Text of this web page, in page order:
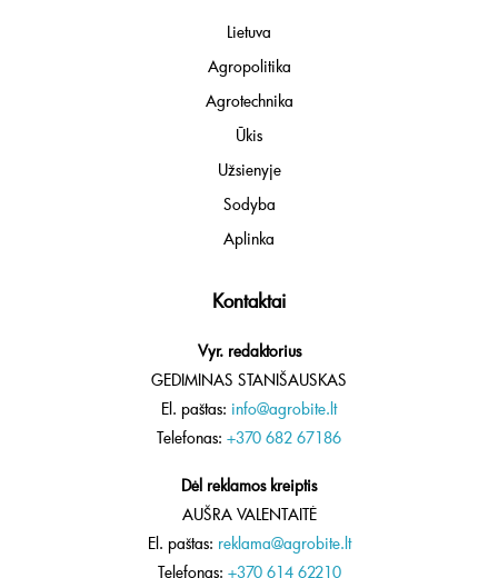
Lietuva
Agropolitika
Agrotechnika
Ūkis
Užsienyje
Sodyba
Aplinka
Kontaktai
Vyr. redaktorius
GEDIMINAS STANIŠAUSKAS
El. paštas: info@agrobite.lt
Telefonas: +370 682 67186
Dėl reklamos kreiptis
AUŠRA VALENTAITĖ
El. paštas: reklama@agrobite.lt
Telefonas: +370 614 62210